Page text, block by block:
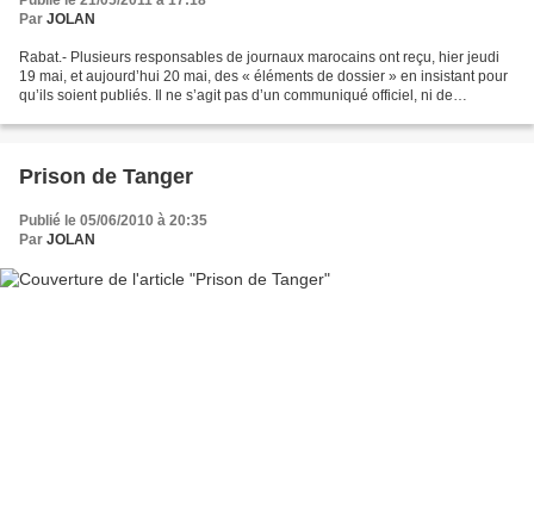
Par JOLAN
Rabat.- Plusieurs responsables de journaux marocains ont reçu, hier jeudi
19 mai, et aujourd’hui 20 mai, des « éléments de dossier » en insistant pour
qu’ils soient publiés. Il ne s’agit pas d’un communiqué officiel, ni de
Prison de Tanger
Publié le 05/06/2010 à 20:35
Par JOLAN